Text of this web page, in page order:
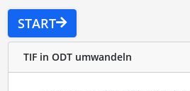
START
TIF in ODT umwandeln